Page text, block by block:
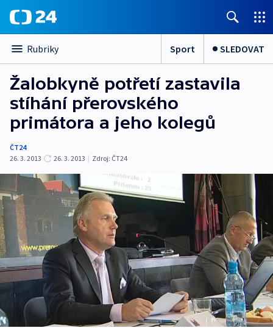
Rubriky Sport SLEDOVAT
Žalobkyně potřetí zastavila
stíhání přerovského
primátora a jeho kolegů
ČT24
26. 3. 2013
26. 3. 2013 | Zdroj: ČT24